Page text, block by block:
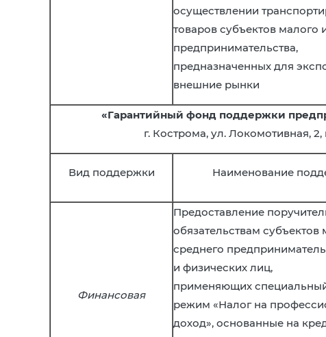
осуществлении
товаров субъектов малого
предпринимательства,
предназначенных для
внешние рынки
«Гарантийный фонд поддержки
г. Кострома, ул. Локомотивная,
Вид поддержки Наименование
Финансовая
Предоставление
обязательствам субъектов
среднего
и физических лиц,
применяющих
режим «Налог на
доход», основанные на